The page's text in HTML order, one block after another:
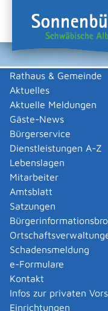
Rathaus & Gemeinde
Aktuelles
Aktuelle Meldungen
Gäste-News
Bürgerservice
Dienstleistungen A-Z
Lebenslagen
Mitarbeiter
Amtsblatt
Satzungen
Schadensmeldung
e-Formulare
Kontakt
Infos zur privaten
Einrichtungen
Sie sind hier:
Gewerbeliste
Dieth Hermann
Dieth Hermann
Kategorie Bauen &
Mehr …
||